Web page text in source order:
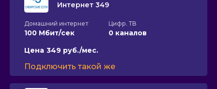
Интернет 349
Домашний интернет
100 Мбит/сек
Цифр. ТВ
0 каналов
Цена 349 руб./мес.
Подключить такой же